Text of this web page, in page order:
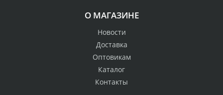
О МАГАЗИНЕ
Новости
Доставка
Оптовикам
Каталог
Контакты